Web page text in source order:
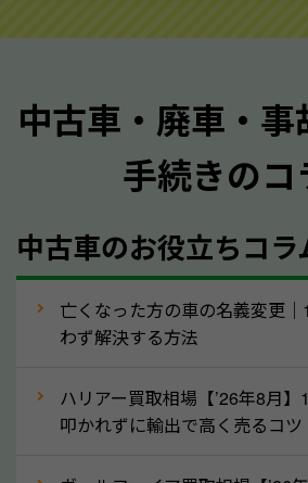
質問させていただく内容は以下の
メーカー／車種
型式／グレード
走行距離（例：約〇万キロ）
車検の満了日
内装や外装の状態
定を行い高価買取価格をつけやす
中古車・廃車・事
手続きのコ
中古車のお役立ちコラ
亡くなった方の車の名義変更
わず解決する方法
ハリアー買取相場【’26年8月
叩かれずに輸出で高く売るコツ